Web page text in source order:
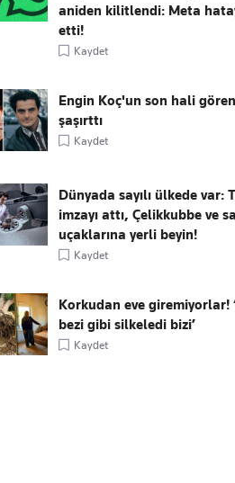
aniden kilitlendi: Meta
etti!
Kaydet
Engin Koç'un son hali
şaşırttı
Kaydet
Dünyada sayılı ülkede var:
imzayı attı, Çelikkubbe ve
uçaklarına yerli beyin!
Kaydet
Korkudan eve giremiyorlar!
bezi gibi silkeledi bizi’
Kaydet